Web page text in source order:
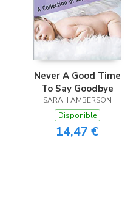
Never A Good Time
To Say Goodbye
SARAH AMBERSON
Disponible
14,47 €